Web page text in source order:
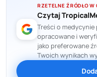
RZETELNE ŹRÓDŁO W
Czytaj
Treści o
opracowane i
jako preferowane
Twoich wynikach